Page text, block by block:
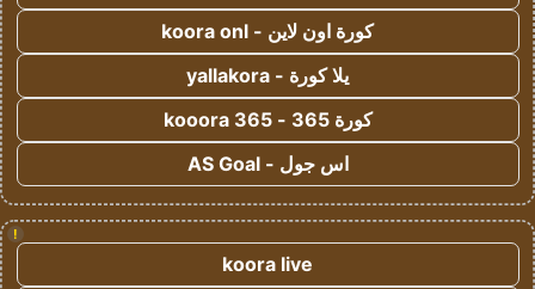
كورة اون لاين - koora onl
يلا كورة - yallakora
كورة 365 - kooora 365
اس جول - AS Goal
!
koora live